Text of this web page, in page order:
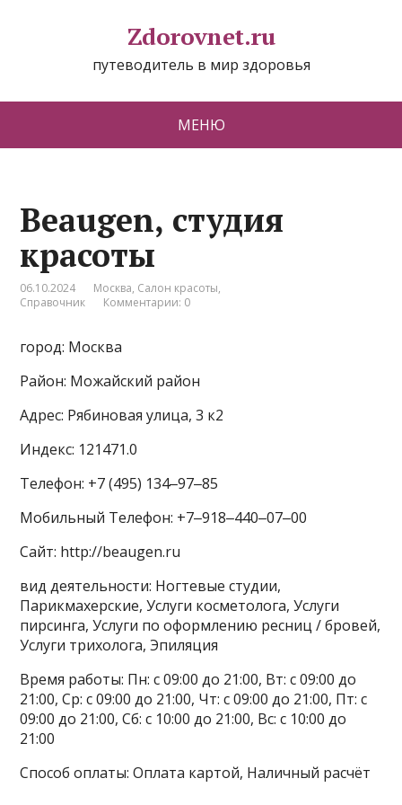
Zdorovnet.ru
путеводитель в мир здоровья
МЕНЮ
Beaugen, студия
красоты
06.10.2024 Москва, Салон красоты,
Справочник
Комментарии: 0
город: Москва
Район: Можайский район
Адрес: Рябиновая улица, 3 к2
Индекс: 121471.0
Телефон: +7 (495) 134‒97‒85
Мобильный Телефон: +7‒918‒440‒07‒00
Сайт: http://beaugen.ru
вид деятельности: Ногтевые студии,
Парикмахерские, Услуги косметолога, Услуги
пирсинга, Услуги по оформлению ресниц / бровей,
Услуги трихолога, Эпиляция
Время работы: Пн: с 09:00 до 21:00, Вт: с 09:00 до
21:00, Ср: с 09:00 до 21:00, Чт: с 09:00 до 21:00, Пт: с
09:00 до 21:00, Сб: с 10:00 до 21:00, Вс: с 10:00 до
21:00
Способ оплаты: Оплата картой, Наличный расчёт